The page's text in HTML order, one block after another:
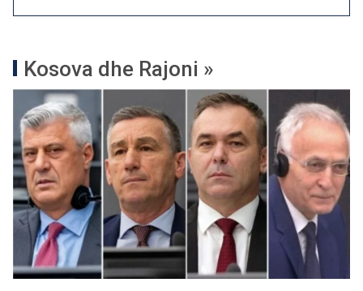
Kosova dhe Rajoni »